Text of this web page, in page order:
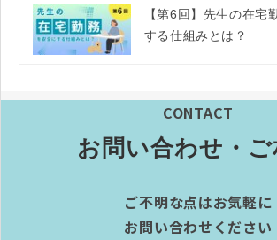
【第6回】先生の在宅
する仕組みとは？
CONTACT
お問い合わせ・ご
ご不明な点はお気軽に
お問い合わせください